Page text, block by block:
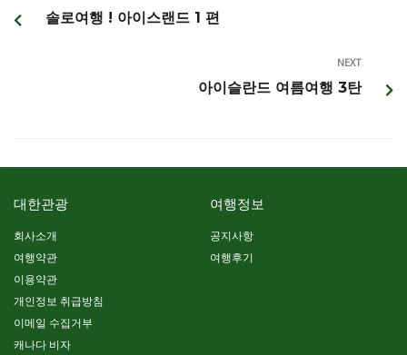
솔로여행 ! 아이스랜드 1 편
NEXT
아이슬란드 여름여행 3탄
대한관광
회사소개
여행약관
이용약관
개인정보 취급방침
이메일 수집거부
캐나다 비자
여행정보
공지사항
여행후기